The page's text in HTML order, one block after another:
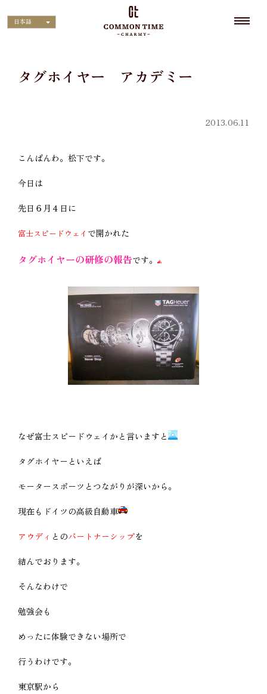
日本語
タグホイヤー アカデミー
2013.06.11
こんばんわ。松下です。
今日は
先日６月４日に
富士スピードウェイ で開かれた
タグホイヤーの研修の報告です。
なぜ富士スピードウェイかと言いますと
タグホイヤーといえば
モータースポーツとつながりが深いから。
現在もドイツの高級自動車
アウディ とのパートナーシップを
結んでおります。
そんなわけで
勉強会も
めったに体験できない場所で
行うわけです。
東京駅から